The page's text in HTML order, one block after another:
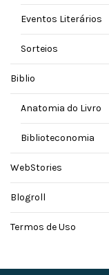
Eventos Literários
Sorteios
Biblio
Anatomia do Livro
Biblioteconomia
WebStories
Blogroll
Termos de Uso